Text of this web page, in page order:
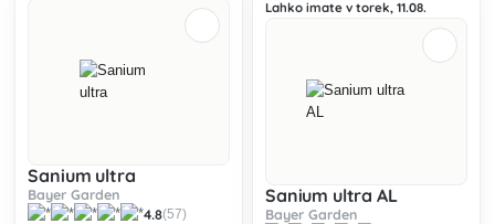
Sanium ultra
Bayer Garden
4.8(57)
Lahko imate v torek, 11.08.
Sanium ultra AL
Bayer Garden